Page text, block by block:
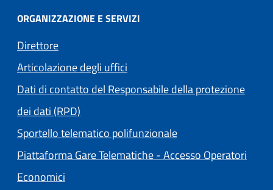
ORGANIZZAZIONE E SERVIZI
Direttore
Articolazione degli uffici
Dati di contatto del Responsabile della protezione
dei dati (RPD)
Sportello telematico polifunzionale
Piattaforma Gare Telematiche - Accesso Operatori
Economici